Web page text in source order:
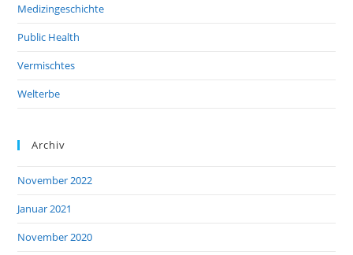
Medizingeschichte
Public Health
Vermischtes
Welterbe
Archiv
November 2022
Januar 2021
November 2020